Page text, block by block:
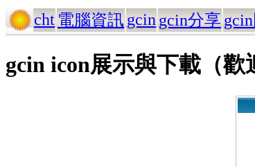
cht 電腦資訊 gcin gcin分享
gcin icon展示與下載（歡